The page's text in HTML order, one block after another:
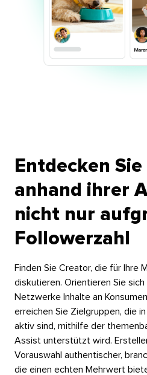
Entdecken
anhand ihrer
nicht nur
Followerzahl​​
Finden Sie Creator, die für Ihre
diskutieren. Orientieren Sie
Netzwerke Inhalte an
erreichen Sie Zielgruppen, die
aktiv sind, mithilfe der
Assist unterstützt wird.
Vorauswahl authentischer,
die einen echten Mehrwert